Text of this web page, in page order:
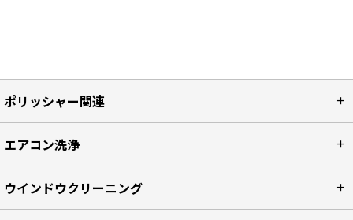
ポリッシャー関連
エアコン洗浄
ウインドウクリーニング